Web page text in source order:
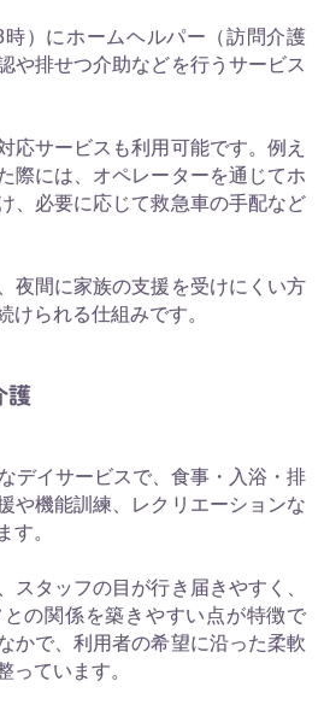
）にホームヘルパー（訪問介護
や排せつ介助などを行うサービス
応サービスも利用可能です。例え
際には、オペレーターを通じてホ
、必要に応じて救急車の手配など
夜間に家族の支援を受けにくい方
けられる仕組みです。
護
デイサービスで、食事・入浴・排
や機能訓練、レクリエーションな
す。
スタッフの目が行き届きやすく、
の関係を築きやすい点が特徴で
かで、利用者の希望に沿った柔軟
っています。